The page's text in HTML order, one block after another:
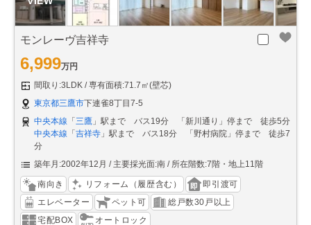
モンレーヴ吉祥寺
6,999万円
間取り:3LDK
専有面積:71.7㎡(壁芯)
東京都三鷹市下連雀8丁目7-5
中央本線 「 三鷹 」駅まで バス19分 「新川通り」停まで 徒歩5分
中央本線 「 吉祥寺 」駅まで バス18分 「野村病院」停まで 徒歩7
分
築年月:2002年12月
主要採光面:南 所在階数:7階・地上11階
南向き リフォーム（履歴含む）
即引渡可
エレベーター
ペット可
総戸数30戸以上
宅配BOX
オートロック